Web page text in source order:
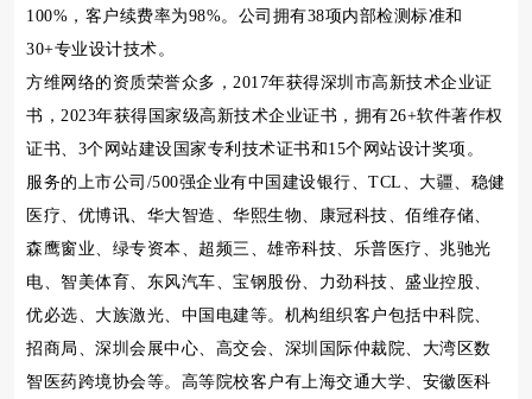
100%，客户续费率为98%。公司拥有38项内部检测标准和
30+专业设计技术。
方维网络的资质荣誉众多，2017年获得深圳市高新技术企业证
书，2023年获得国家级高新技术企业证书，拥有26+软件著作权
证书、3个网站建设国家专利技术证书和15个网站设计奖项。
服务的上市公司/500强企业有中国建设银行、TCL、大疆、稳健
医疗、优博讯、华大智造、华熙生物、康冠科技、佰维存储、
森鹰窗业、绿专资本、超频三、雄帝科技、乐普医疗、兆驰光
电、智美体育、东风汽车、宝钢股份、力劲科技、盛业控股、
优必选、大族激光、中国电建等。机构组织客户包括中科院、
招商局、深圳会展中心、高交会、深圳国际仲裁院、大湾区数
智医药跨境协会等。高等院校客户有上海交通大学、安徽医科